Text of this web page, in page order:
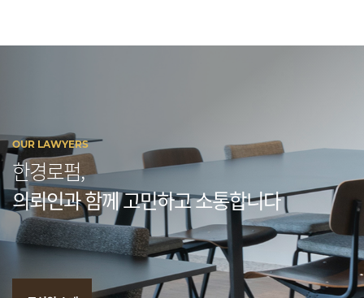
OUR LAWYERS
한경로펌,
의뢰인과 함께 고민하고 소통합니다